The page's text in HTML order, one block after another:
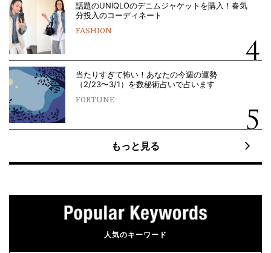
話題のUNIQLOのデニムジャケットを購入！春気
分投入のコーディネート
FASHION
当たりすぎて怖い！あなたの今週の運勢
（2/23〜3/1）を数秘術占いで占います
FORTUNE
もっと見る
人気のキーワード